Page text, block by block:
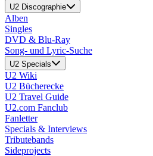
U2 Discographie
Alben
Singles
DVD & Blu-Ray
Song- und Lyric-Suche
U2 Specials
U2 Wiki
U2 Bücherecke
U2 Travel Guide
U2.com Fanclub
Fanletter
Specials & Interviews
Tributebands
Sideprojects